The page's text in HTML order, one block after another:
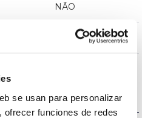
se usan para personalizar
funciones de redes
NÃO
Directa